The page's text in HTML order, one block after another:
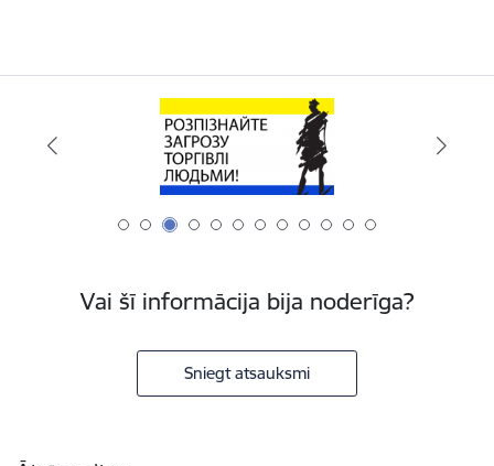
Vai šī informācija bija noderīga?
Sniegt atsauksmi